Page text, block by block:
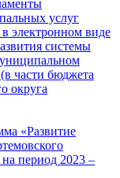
услуг
электронном виде
системы
части бюджета
округа
«Развитие
период 2023 –